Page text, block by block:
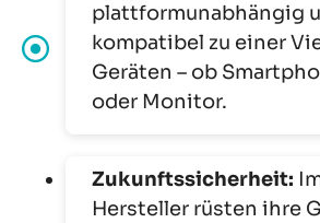
plattformunabhängig
kompatibel zu einer
Geräten – ob
oder Monitor.
Zukunftssicherheit:
Hersteller rüsten ihre